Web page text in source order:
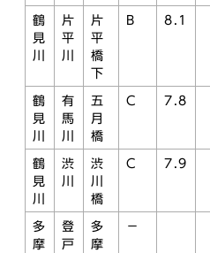
鶴
見
川
片
平
川
片
平
橋
下
B 8.1
鶴
見
川
有
馬
川
五
月
橋
C 7.8
鶴
見
川
渋
川
渋
川
橋
C 7.9
多
摩
登
戸
多
摩
－